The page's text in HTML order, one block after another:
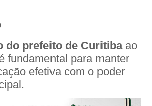
do prefeito de Curitibaao
fundamental para manter
efetiva com o poder